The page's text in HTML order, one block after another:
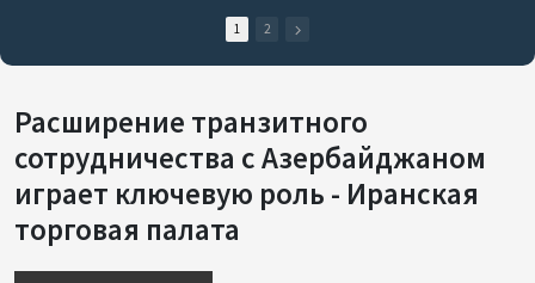
1 2
Расширение транзитного
сотрудничества с Азербайджаном
играет ключевую роль - Иранская
торговая палата